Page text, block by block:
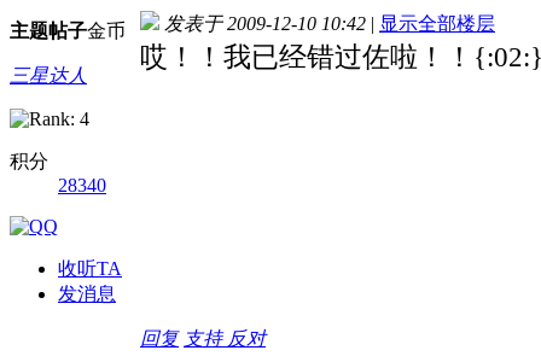
主题帖子金币
三星达人
积分
28340
收听TA
发消息
发表于 2009-12-10 10:42 | 显示全部楼层
哎！！我已经错过佐啦！！
回复 支持 反对